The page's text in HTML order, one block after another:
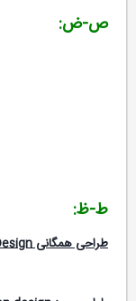
ص-ض:
ط-ظ:
طراحی همگانی Universal Design